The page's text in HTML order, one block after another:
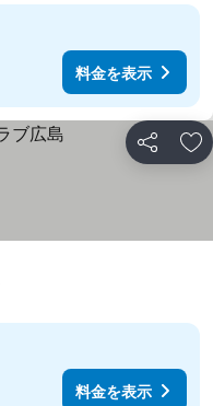
料金を表示
シェア お
料金を表示